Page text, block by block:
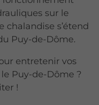
sur le
chalandise s’étend
Puy-de-Dôme.
entretenir vos
Puy-de-Dôme ?
!